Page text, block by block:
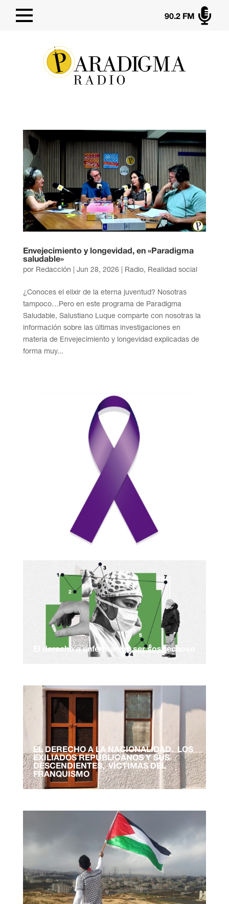

90.2 FM
Envejecimiento y longevidad, en «Paradigma
saludable»
por Redacción Jun 28, 2026| Radio, Realidad social
¿Conoces el elixir de la eterna juventud? Nosotras
tampoco…Pero en este programa de Paradigma
Saludable, Salustiano Luque comparte con nosotras la
información sobre las últimas investigaciones en
materia de Envejecimiento y longevidad explicadas de
forma muy...
El derecho a enfermar sin ser sospechoso
EL DERECHO A LA NACIONALIDAD. LOS
EXILIADOS REPUBLICANOS Y SUS
DESCENDIENTES, VÍCTIMAS DEL
FRANQUISMO